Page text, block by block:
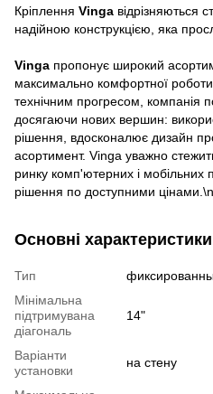
Кріплення Vinga відрізняються
надійною конструкцією, яка
Vinga пропонує широкий
максимально комфортної
технічним прогресом, компанія
досягаючи нових вершин:
рішення, вдосконалює дизайн
асортимент. Vinga уважно
ринку комп'ютерних і мобільних
рішення по доступними
Основні характеристики
Тип
Мінімальна
підтримувана
діагональ
14"
Варіанти
установки
на стену